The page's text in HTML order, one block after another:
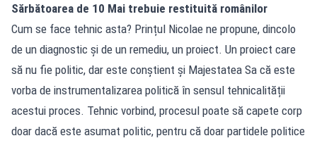
Sărbătoarea de 10 Mai trebuie restituită românilor
Cum se face tehnic asta? Prințul Nicolae ne propune, dincolo
de un diagnostic și de un remediu, un proiect. Un proiect care
să nu fie politic, dar este conștient și Majestatea Sa că este
vorba de instrumentalizarea politică în sensul tehnicalității
acestui proces. Tehnic vorbind, procesul poate să capete corp
doar dacă este asumat politic, pentru că doar partidele politice